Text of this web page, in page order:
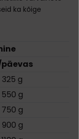
ka kõige
325 g
550 g
750 g
900 g